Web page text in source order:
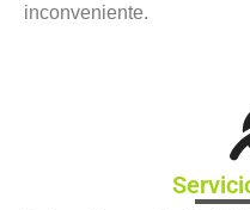
inconveniente.